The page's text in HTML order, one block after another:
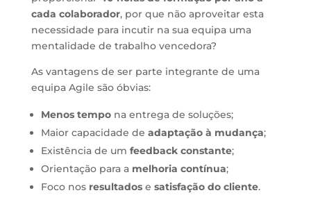
cada colaborador, por que não aproveitar esta
necessidade para incutir na sua equipa uma
mentalidade de trabalho vencedora?
As vantagens de ser parte integrante de uma
equipa Agile são óbvias:
Menos tempona entrega de soluções;
Maior capacidade de adaptação à mudança;
Existência de um feedback constante;
Orientação para a melhoria contínua;
Foco nos resultadose satisfação do cliente.